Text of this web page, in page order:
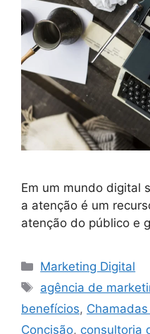
Em um mundo digital
a atenção é um
atenção do público e
Categorias
Marketing Digital
Tags
agência de
benefícios,
Concisão, consultoria